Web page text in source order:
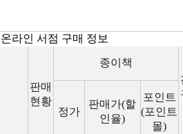
온라인 서점 구매 정보
판매
현황
종이책
정가
판매가(할
인율)
포인트
(포인트
몰)